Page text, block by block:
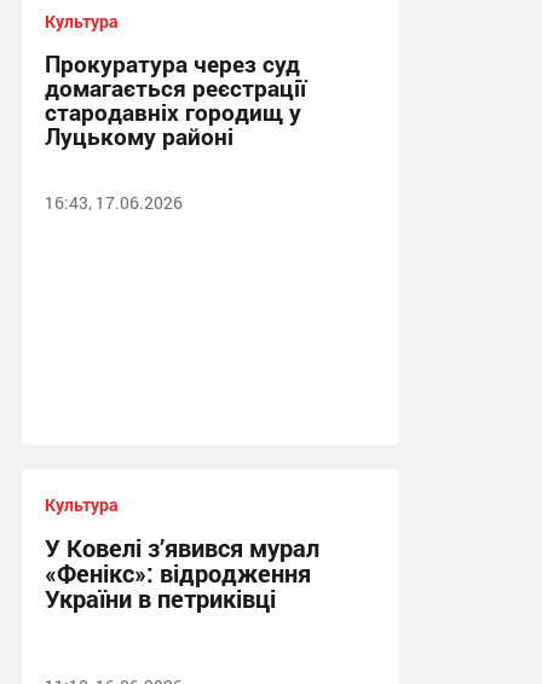
Культура
Прокуратура через суд
домагається реєстрації
стародавніх городищ у
Луцькому районі
16:43, 17.06.2026
Культура
У Ковелі з’явився мурал
«Фенікс»: відродження
України в петриківці